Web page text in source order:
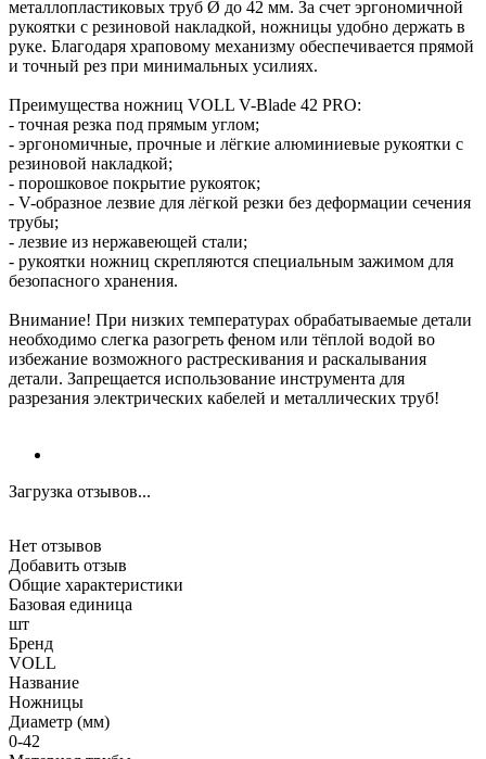
металлопластиковых труб Ø до 42 мм. За счет эргономичной
рукоятки с резиновой накладкой, ножницы удобно держать в
руке. Благодаря храповому механизму обеспечивается прямой
и точный рез при минимальных усилиях.
Преимущества ножниц VOLL V-Blade 42 PRO:
- точная резка под прямым углом;
- эргономичные, прочные и лёгкие алюминиевые рукоятки с
резиновой накладкой;
- порошковое покрытие рукояток;
- V-образное лезвие для лёгкой резки без деформации сечения
трубы;
- лезвие из нержавеющей стали;
- рукоятки ножниц скрепляются специальным зажимом для
безопасного хранения.
Внимание! При низких температурах обрабатываемые детали
необходимо слегка разогреть феном или тёплой водой во
избежание возможного растрескивания и раскалывания
детали. Запрещается использование инструмента для
разрезания электрических кабелей и металлических труб!
Загрузка отзывов...
Нет отзывов
Добавить отзыв
Общие характеристики
Базовая единица
шт
Бренд
VOLL
Название
Ножницы
Диаметр (мм)
0-42